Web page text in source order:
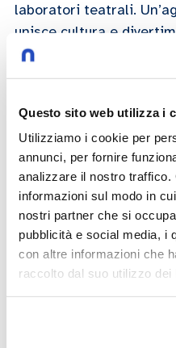
Questo sito web utilizza i
Utilizziamo i cookie per
annunci, per fornire
analizzare il nostro traffico.
informazioni sul modo in
nostri partner che si
pubblicità e social media, i
con altre informazioni che
raccolto dal suo utilizzo dei
laboratori teatrali.
unisce cultura e
nuove generazioni alle
complessità del
07/05/2025